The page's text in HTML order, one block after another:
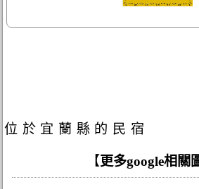
位於宜蘭縣的民宿
【更多google相關